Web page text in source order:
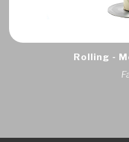
Rolling -